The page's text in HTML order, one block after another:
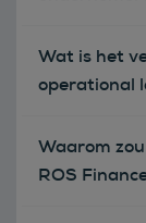
Wat is het
operational
Waarom
ROS